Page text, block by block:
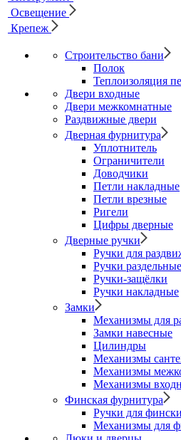
Освещение
Крепеж
Строительство бани
Полок
Теплоизоляция
Двери входные
Двери межкомнатные
Раздвижные двери
Дверная фурнитура
Уплотнитель
Ограничители
Доводчики
Петли накладные
Петли врезные
Ригели
Цифры дверные
Дверные ручки
Ручки для
Ручки раздельные
Ручки-защёлки
Ручки накладные
Замки
Механизмы для
Замки навесные
Цилиндры
Механизмы
Механизмы
Механизмы
Финская фурнитура
Ручки для
Механизмы для